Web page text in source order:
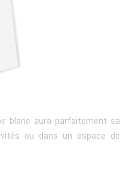
blanc aura parfaitement sa
ou dans un espace de